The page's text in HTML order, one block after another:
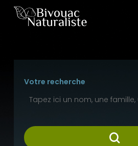
Votre recherche